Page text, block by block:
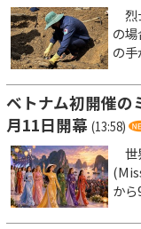
烈
の
の手
ベトナム初開催の
月11日開幕 (13:58)
世
から